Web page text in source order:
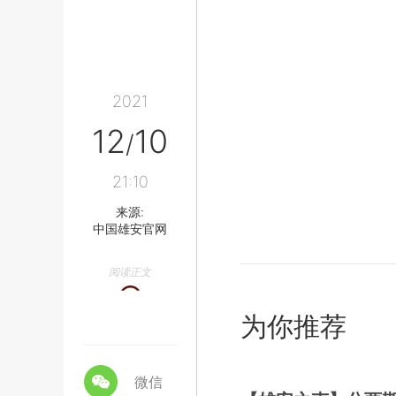
2021
12/10
21:10
来源:
中国雄安官网
阅读正文
微信
为你推荐